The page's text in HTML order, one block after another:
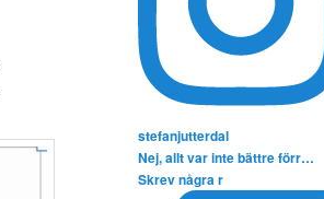
stefanjutterdal
Nej, allt var inte bättre förr…
Skrev några r